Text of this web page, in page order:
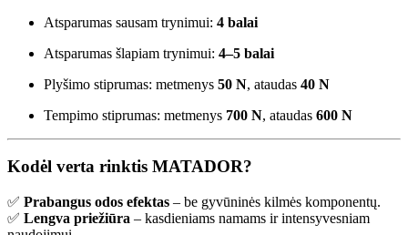
Atsparumas sausam trynimui: 4 balai
Atsparumas šlapiam trynimui: 4–5 balai
Plyšimo stiprumas: metmenys 50 N, ataudas 40 N
Tempimo stiprumas: metmenys 700 N, ataudas 600 N
Kodėl verta rinktis MATADOR?
✅ Prabangus odos efektas – be gyvūninės kilmės komponentų.
✅ Lengva priežiūra – kasdieniams namams ir intensyvesniam